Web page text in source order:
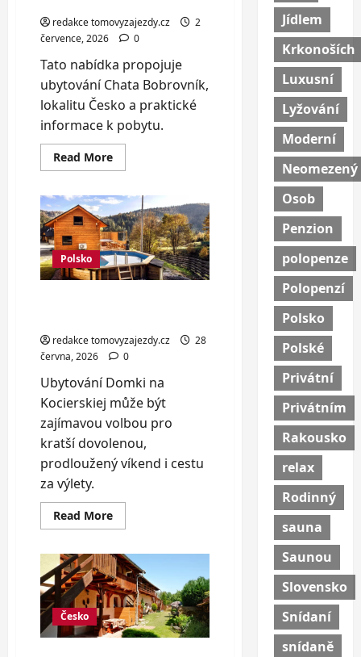
redakce tomovyzajezdy.cz
2
července, 2026
0
Tato nabídka propojuje
ubytování Chata Bobrovník,
lokalitu Česko a praktické
informace k pobytu.
Read MoreRead
more
v
srdci
Jeseníků:
chalupa
až
pro
9
osob
Polsko
redakce tomovyzajezdy.cz
28
června, 2026
0
Ubytování Domki na
Kocierskiej může být
zajímavou volbou pro
kratší dovolenou,
prodloužený víkend i cestu
za výlety.
Read MoreRead
more
domky
s
privátní
vířivkou,
až
pro
14
osob
Česko
Jídlem
Krkonoších
Luxusní
Lyžování
Moderní
Neomezený
Osob
Penzion
polopenze
Polopenzí
Polsko
Polské
Privátní
Privátním
Rakousko
relax
Rodinný
sauna
Saunou
Slovensko
Snídaní
snídaně